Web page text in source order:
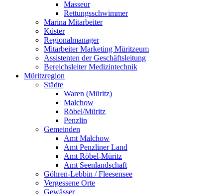
Masseur
Rettungsschwimmer
Marina Mitarbeiter
Küster
Regionalmanager
Mitarbeiter Marketing Müritzeum
Assistenten der Geschäftsleitung
Bereichsleiter Medizintechnik
Müritzregion
Städte
Waren (Müritz)
Malchow
Röbel/Müritz
Penzlin
Gemeinden
Amt Malchow
Amt Penzliner Land
Amt Röbel-Müritz
Amt Seenlandschaft
Göhren-Lebbin / Fleesensee
Vergessene Orte
Gewässer